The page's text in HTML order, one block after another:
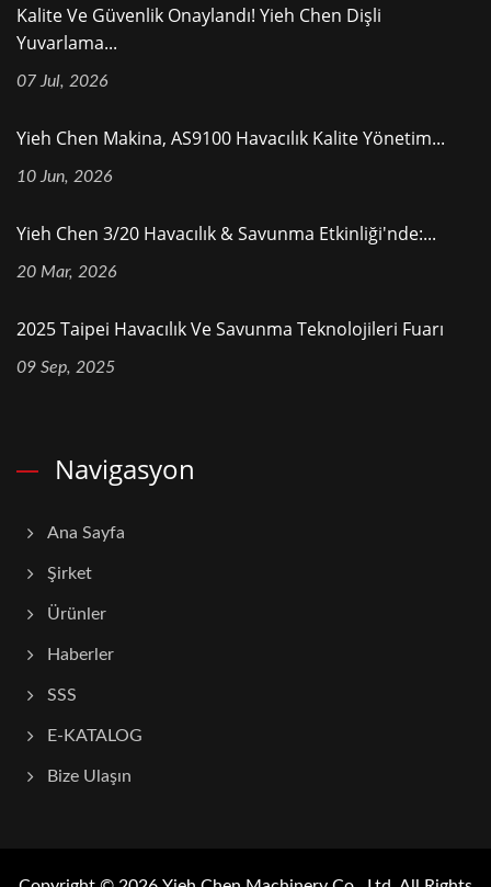
Kalite Ve Güvenlik Onaylandı! Yieh Chen Dişli
Yuvarlama...
07 Jul, 2026
Yieh Chen Makina, AS9100 Havacılık Kalite Yönetim...
10 Jun, 2026
Yieh Chen 3/20 Havacılık & Savunma Etkinliği'nde:...
20 Mar, 2026
2025 Taipei Havacılık Ve Savunma Teknolojileri Fuarı
09 Sep, 2025
Navigasyon
Ana Sayfa
Şirket
Ürünler
Haberler
SSS
E-KATALOG
Bize Ulaşın